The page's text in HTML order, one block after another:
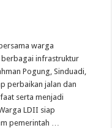
warga
berbagai infrastruktur
Pogung, Sinduadi,
perbaikan jalan dan
serta menjadi
LDII siap
pemerintah …